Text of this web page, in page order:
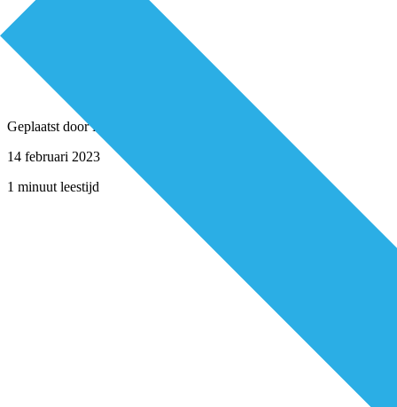
Geplaatst doorRedactie
14 februari 2023
1 minuut leestijd